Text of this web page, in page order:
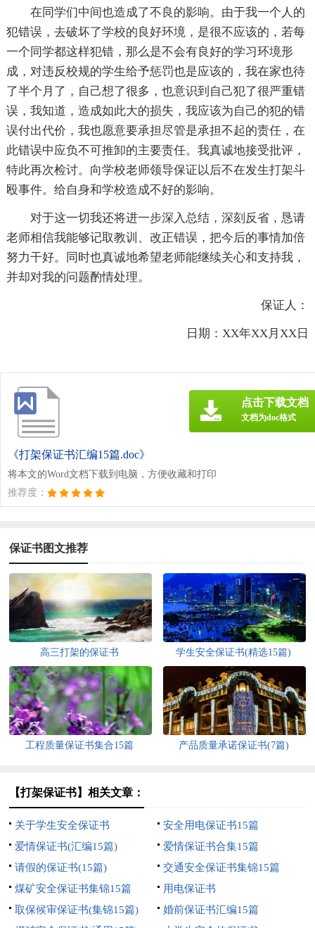
在同学们中间也造成了不良的影响。由于我一个人的
犯错误，去破坏了学校的良好环境，是很不应该的，若每
一个同学都这样犯错，那么是不会有良好的学习环境形
成，对违反校规的学生给予惩罚也是应该的，我在家也待
了半个月了，自己想了很多，也意识到自己犯了很严重错
误，我知道，造成如此大的损失，我应该为自己的犯的错
误付出代价，我也愿意要承担尽管是承担不起的责任，在
此错误中应负不可推卸的主要责任。我真诚地接受批评，
特此再次检讨。向学校老师领导保证以后不在发生打架斗
殴事件。给自身和学校造成不好的影响。
对于这一切我还将进一步深入总结，深刻反省，恳请
老师相信我能够记取教训、改正错误，把今后的事情加倍
努力干好。同时也真诚地希望老师能继续关心和支持我，
并却对我的问题酌情处理。
保证人：
日期：XX年XX月XX日
《打架保证书汇编15篇.doc》
将本文的Word文档下载到电脑，方便收藏和打印
推荐度：
点击下载文档
文档为doc格式
保证书图文推荐
高三打架的保证书 学生安全保证书(精选15篇)
工程质量保证书集合15篇 产品质量承诺保证书(7篇)
【打架保证书】相关文章：
关于学生安全保证书
安全用电保证书15篇
爱情保证书(汇编15篇)
爱情保证书合集15篇
请假的保证书(15篇)
交通安全保证书集锦15篇
煤矿安全保证书集锦15篇
用电保证书
取保候审保证书(集锦15篇)
婚前保证书汇编15篇